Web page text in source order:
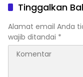
Tinggalkan
Alamat email Anda
wajib ditandai *